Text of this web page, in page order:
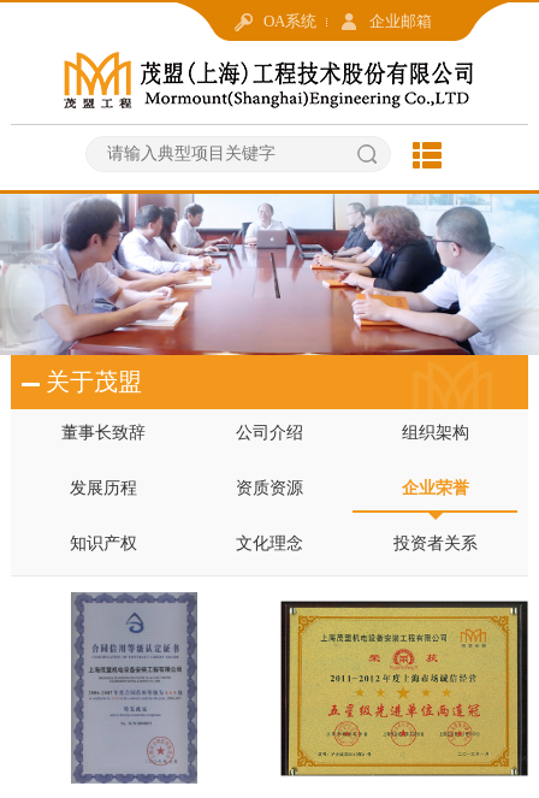
OA系统 企业邮箱
关于茂盟
董事长致辞 公司介绍 组织架构
发展历程 资质资源 企业荣誉
知识产权 文化理念 投资者关系